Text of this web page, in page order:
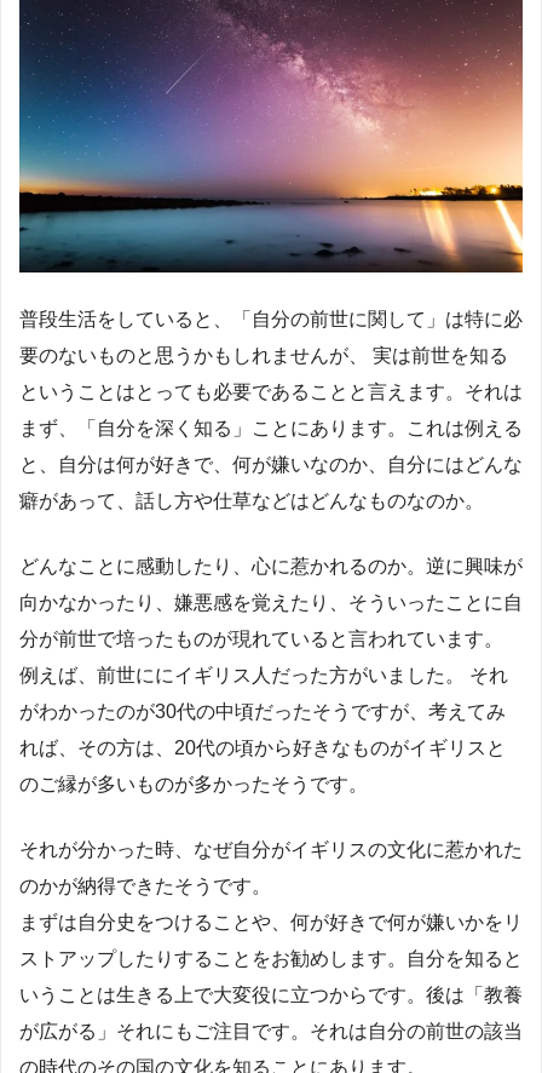
普段生活をしていると、「自分の前世に関して」は特に必
要のないものと思うかもしれませんが、 実は前世を知る
ということはとっても必要であることと言えます。それは
まず、「自分を深く知る」ことにあります。これは例える
と、自分は何が好きで、何が嫌いなのか、自分にはどんな
癖があって、話し方や仕草などはどんなものなのか。
どんなことに感動したり、心に惹かれるのか。逆に興味が
向かなかったり、嫌悪感を覚えたり、そういったことに自
分が前世で培ったものが現れていると言われています。
例えば、前世ににイギリス人だった方がいました。 それ
がわかったのが30代の中頃だったそうですが、考えてみ
れば、その方は、20代の頃から好きなものがイギリスと
のご縁が多いものが多かったそうです。
それが分かった時、なぜ自分がイギリスの文化に惹かれた
のかが納得できたそうです。
まずは自分史をつけることや、何が好きで何が嫌いかをリ
ストアップしたりすることをお勧めします。自分を知ると
いうことは生きる上で大変役に立つからです。後は「教養
が広がる」それにもご注目です。それは自分の前世の該当
の時代のその国の文化を知ることにあります。